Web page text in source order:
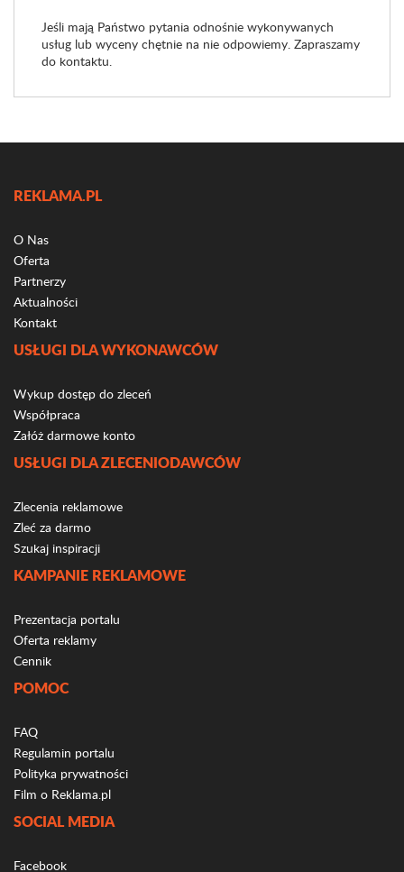
Jeśli mają Państwo pytania odnośnie wykonywanych
usług lub wyceny chętnie na nie odpowiemy. Zapraszamy
do kontaktu.
REKLAMA.PL
O Nas
Oferta
Partnerzy
Aktualności
Kontakt
USŁUGI DLA WYKONAWCÓW
Wykup dostęp do zleceń
Współpraca
Załóż darmowe konto
USŁUGI DLA ZLECENIODAWCÓW
Zlecenia reklamowe
Zleć za darmo
Szukaj inspiracji
KAMPANIE REKLAMOWE
Prezentacja portalu
Oferta reklamy
Cennik
POMOC
FAQ
Regulamin portalu
Polityka prywatności
Film o Reklama.pl
SOCIAL MEDIA
Facebook